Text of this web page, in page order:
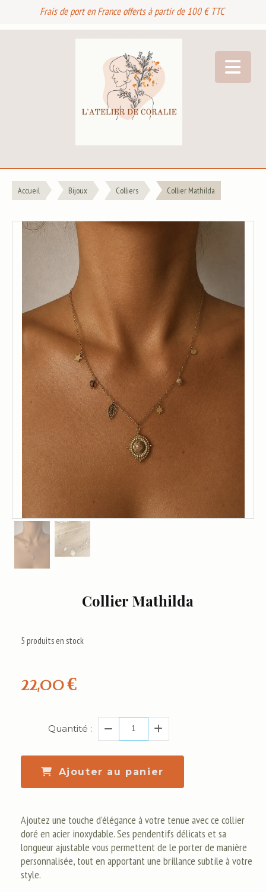
Frais de port en France offerts à partir de 100 € TTC
Accueil Bijoux Colliers Collier Mathilda
Collier Mathilda
22,00€
5 produits en stock
Quantité :
Ajouter au panier
Ajoutez une touche d'élégance à votre tenue avec ce collier
doré en acier inoxydable. Ses pendentifs délicats et sa
longueur ajustable vous permettent de le porter de manière
personnalisée, tout en apportant une brillance subtile à votre
style.